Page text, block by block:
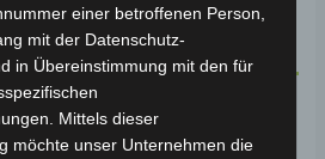
einer betroffenen Person,
mit der Datenschutz-
in Übereinstimmung mit den für
Mittels dieser
möchte unser Unternehmen die